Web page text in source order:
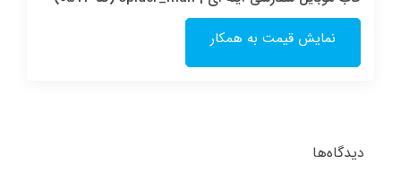
نمایش قیمت به همکار
دیدگاه‌ها